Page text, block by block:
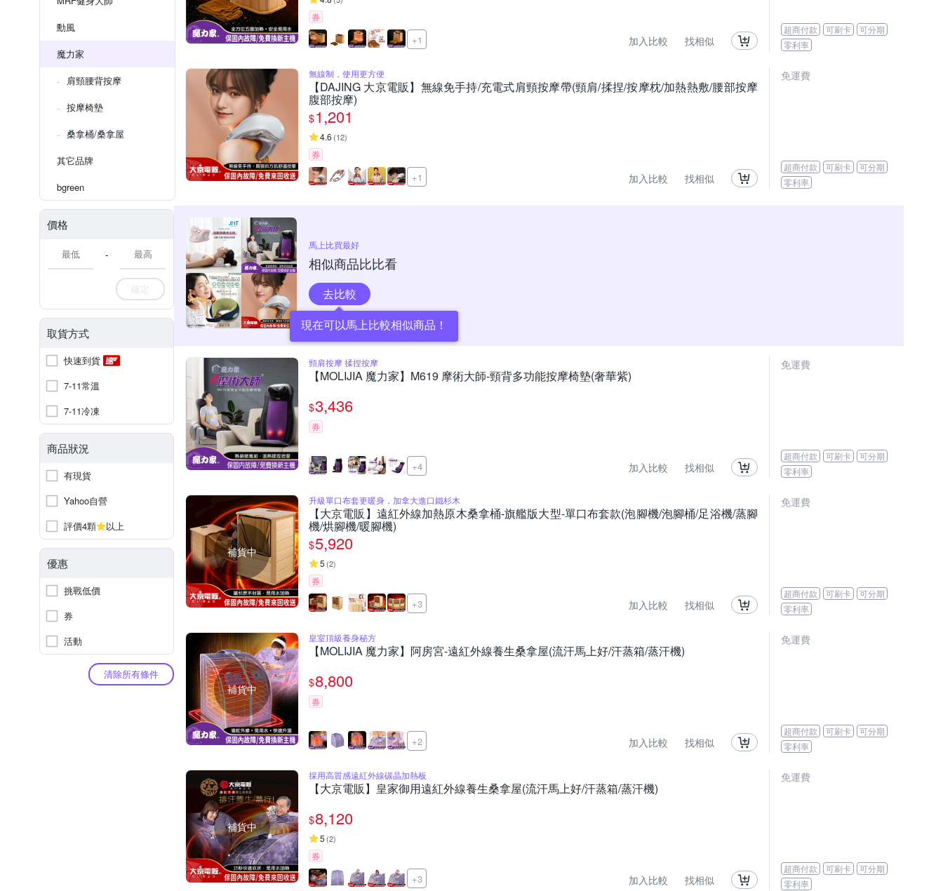
勳風
魔力家
肩頸腰背按摩
按摩椅墊
桑拿桶/桑拿屋
其它品牌
bgreen
價格
-
確定
取貨方式
快速到貨
7-11常溫
7-11冷凍
商品狀況
有現貨
Yahoo自營
評價4顆
以上
優惠
挑戰低價
券
活動
清除所有條件
券
+1 加入比較 找相似
超商付款 可刷卡
可分期
零利率
無線制，使用更方便
【DAJING 大京電販】無線免手持/充電式肩頸按摩帶(頸肩/揉捏/按摩枕/加熱熱敷/腰部按摩
腹部按摩)
$1,201
4.6 (12)
券
+1 加入比較 找相似
免運費
超商付款 可刷卡
可分期
零利率
馬上比買最好
相似商品比比看
去比較
現在可以馬上比較相似商品！
頸肩按摩 揉捏按摩
【MOLIJIA 魔力家】M619 摩術大師-頸背多功能按摩椅墊(奢華紫)
$3,436
券
+4 加入比較 找相似
免運費
超商付款 可刷卡
可分期
零利率
補貨中
升級單口布套更暖身，加拿大進口鐵杉木
【大京電販】遠紅外線加熱原木桑拿桶-旗艦版大型-單口布套款(泡腳機/泡腳桶/足浴機/蒸腳
機/烘腳機/暖腳機)
$5,920
5 (2)
券
+3 加入比較 找相似
免運費
超商付款 可刷卡
可分期
零利率
補貨中
皇室頂級養身秘方
【MOLIJIA 魔力家】阿房宮-遠紅外線養生桑拿屋(流汗馬上好/汗蒸箱/蒸汗機)
$8,800
券
+2 加入比較 找相似
免運費
超商付款 可刷卡
可分期
零利率
補貨中
採用高質感遠紅外線碳晶加熱板
【大京電販】皇家御用遠紅外線養生桑拿屋(流汗馬上好/汗蒸箱/蒸汗機)
$8,120
5 (2)
券
+3 加入比較 找相似
免運費
超商付款 可刷卡
可分期
零利率